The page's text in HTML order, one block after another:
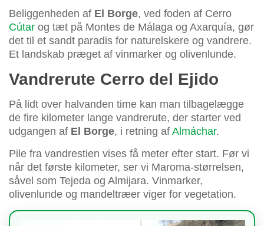
Beliggenheden af El Borge, ved foden af Cerro
Cútar og tæt på Montes de Málaga og Axarquía, gør
det til et sandt paradis for naturelskere og vandrere.
Et landskab præget af vinmarker og olivenlunde.
Vandrerute Cerro del Ejido
På lidt over halvanden time kan man tilbagelægge
de fire kilometer lange vandrerute, der starter ved
udgangen af El Borge, i retning af Almáchar.
Pile fra vandrestien vises få meter efter start. Før vi
når det første kilometer, ser vi Maroma-størrelsen,
såvel som Tejeda og Almijara. Vinmarker,
olivenlunde og mandeltræer viger for vegetation.